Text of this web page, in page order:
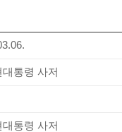
대통령 사저
대통령 사저